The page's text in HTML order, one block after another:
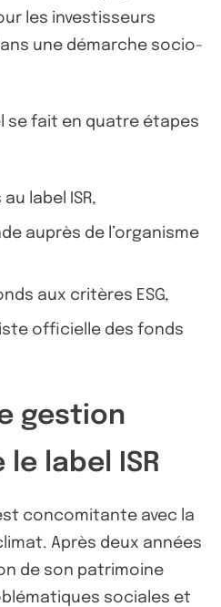
les investisseurs
une démarche socio-
se fait en quatre étapes
label ISR,
auprès de l’organisme
aux critères ESG,
officielle des fonds
gestion
le label ISR
concomitante avec la
Après deux années
de son patrimoine
sociales et